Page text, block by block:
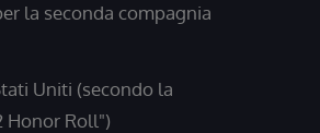
la seconda compagnia
Uniti (secondo la
Honor Roll")